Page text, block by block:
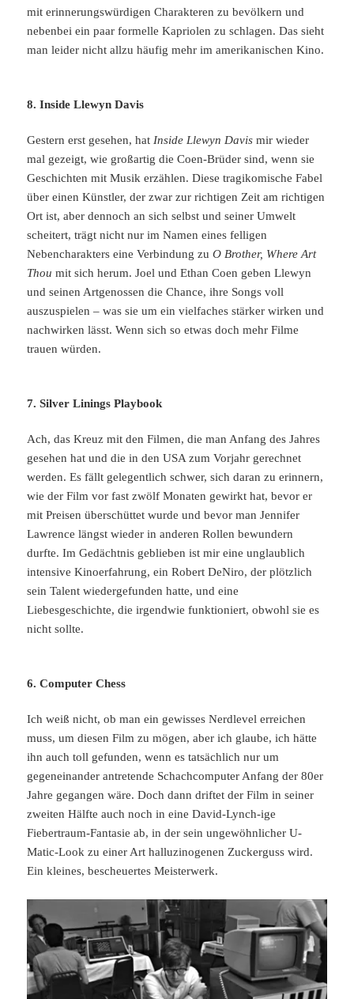
mit erinnerungswürdigen Charakteren zu bevölkern und
nebenbei ein paar formelle Kapriolen zu schlagen. Das sieht
man leider nicht allzu häufig mehr im amerikanischen Kino.
8. Inside Llewyn Davis
Gestern erst gesehen, hat Inside Llewyn Davis mir wieder
mal gezeigt, wie großartig die Coen-Brüder sind, wenn sie
Geschichten mit Musik erzählen. Diese tragikomische Fabel
über einen Künstler, der zwar zur richtigen Zeit am richtigen
Ort ist, aber dennoch an sich selbst und seiner Umwelt
scheitert, trägt nicht nur im Namen eines felligen
Nebencharakters eine Verbindung zuO Brother, Where Art
Thou mit sich herum. Joel und Ethan Coen geben Llewyn
und seinen Artgenossen die Chance, ihre Songs voll
auszuspielen – was sie um ein vielfaches stärker wirken und
nachwirken lässt. Wenn sich so etwas doch mehr Filme
trauen würden.
7. Silver Linings Playbook
Ach, das Kreuz mit den Filmen, die man Anfang des Jahres
gesehen hat und die in den USA zum Vorjahr gerechnet
werden. Es fällt gelegentlich schwer, sich daran zu erinnern,
wie der Film vor fast zwölf Monaten gewirkt hat, bevor er
mit Preisen überschüttet wurde und bevor man Jennifer
Lawrence längst wieder in anderen Rollen bewundern
durfte. Im Gedächtnis geblieben ist mir eine unglaublich
intensive Kinoerfahrung, ein Robert DeNiro, der plötzlich
sein Talent wiedergefunden hatte, und eine
Liebesgeschichte, die irgendwie funktioniert, obwohl sie es
nicht sollte.
6. Computer Chess
Ich weiß nicht, ob man ein gewisses Nerdlevel erreichen
muss, um diesen Film zu mögen, aber ich glaube, ich hätte
ihn auch toll gefunden, wenn es tatsächlich nur um
gegeneinander antretende Schachcomputer Anfang der 80er
Jahre gegangen wäre. Doch dann driftet der Film in seiner
zweiten Hälfte auch noch in eine David-Lynch-ige
Fiebertraum-Fantasie ab, in der sein ungewöhnlicher U-
Matic-Look zu einer Art halluzinogenen Zuckerguss wird.
Ein kleines, bescheuertes Meisterwerk.